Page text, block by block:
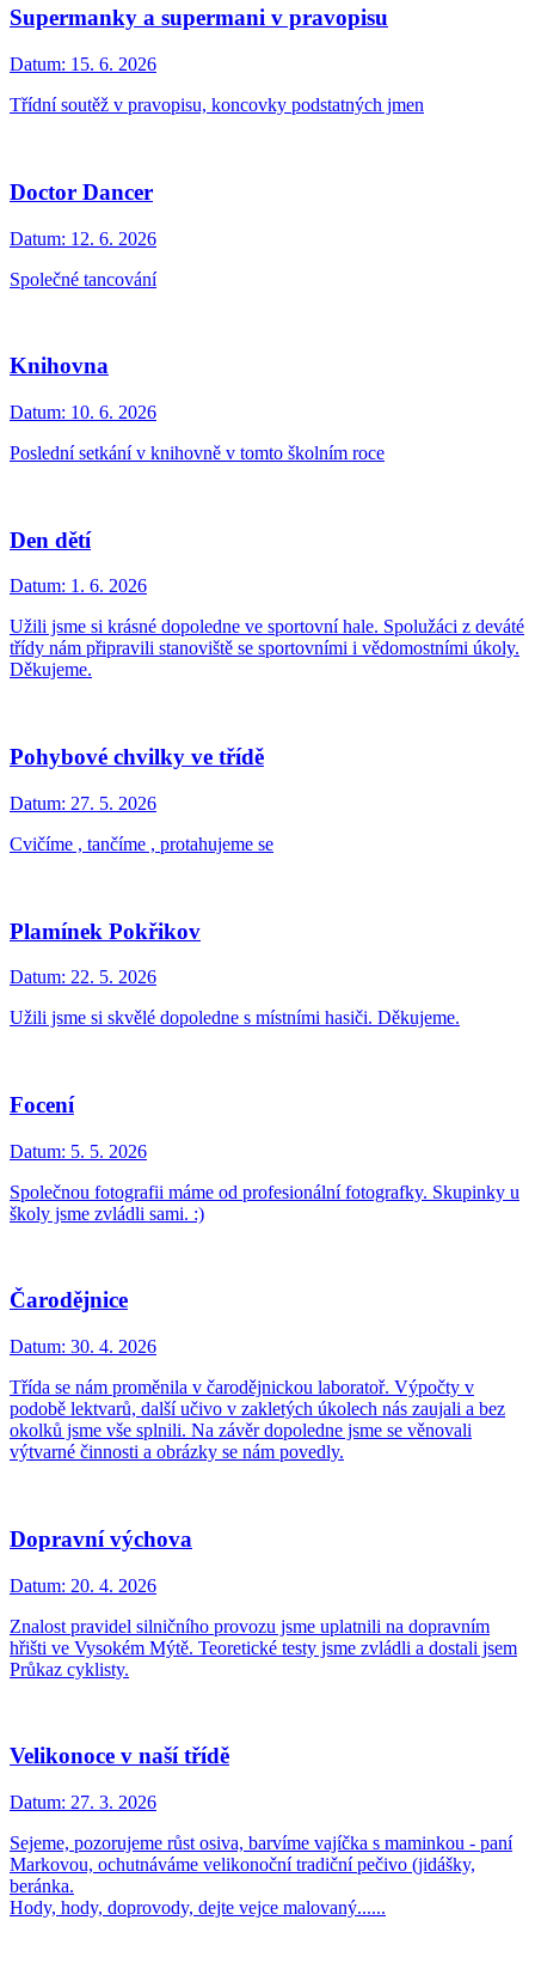
Supermanky a supermani v pravopisu
Datum: 15. 6. 2026
Třídní soutěž v pravopisu, koncovky podstatných jmen
Doctor Dancer
Datum: 12. 6. 2026
Společné tancování
Knihovna
Datum: 10. 6. 2026
Poslední setkání v knihovně v tomto školním roce
Den dětí
Datum: 1. 6. 2026
Užili jsme si krásné dopoledne ve sportovní hale. Spolužáci z deváté
třídy nám připravili stanoviště se sportovními i vědomostními úkoly.
Děkujeme.
Pohybové chvilky ve třídě
Datum: 27. 5. 2026
Cvičíme , tančíme , protahujeme se
Plamínek Pokřikov
Datum: 22. 5. 2026
Užili jsme si skvělé dopoledne s místními hasiči. Děkujeme.
Focení
Datum: 5. 5. 2026
Společnou fotografii máme od profesionální fotografky. Skupinky u
školy jsme zvládli sami. :)
Čarodějnice
Datum: 30. 4. 2026
Třída se nám proměnila v čarodějnickou laboratoř. Výpočty v
podobě lektvarů, další učivo v zakletých úkolech nás zaujali a bez
okolků jsme vše splnili. Na závěr dopoledne jsme se věnovali
výtvarné činnosti a obrázky se nám povedly.
Dopravní výchova
Datum: 20. 4. 2026
Znalost pravidel silničního provozu jsme uplatnili na dopravním
hřišti ve Vysokém Mýtě. Teoretické testy jsme zvládli a dostali jsem
Průkaz cyklisty.
Velikonoce v naší třídě
Datum: 27. 3. 2026
Sejeme, pozorujeme růst osiva, barvíme vajíčka s maminkou - paní
Markovou, ochutnáváme velikonoční tradiční pečivo (jidášky,
beránka.
Hody, hody, doprovody, dejte vejce malovaný......